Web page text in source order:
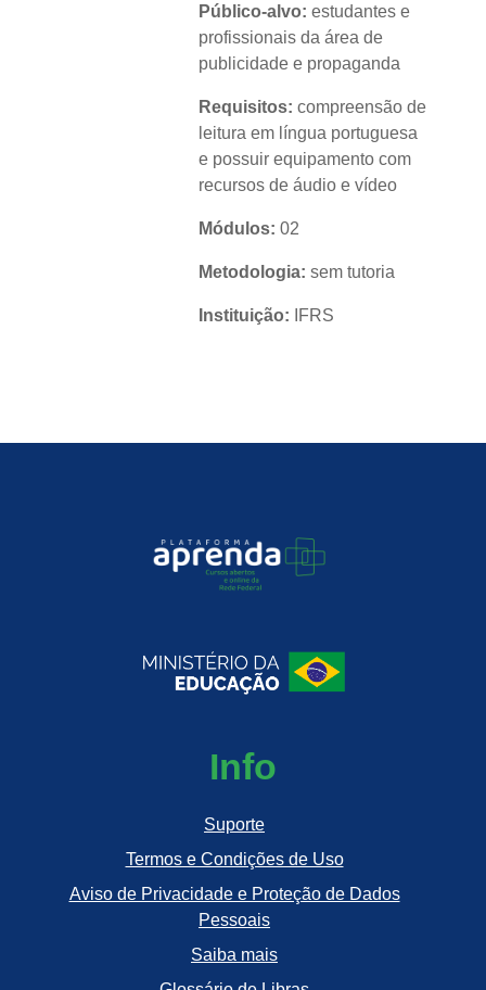
Público-alvo: estudantes e
profissionais da área de
publicidade e propaganda
Requisitos:compreensão de
leitura em língua portuguesa
e possuir equipamento com
recursos de áudio e vídeo
Módulos: 02
Metodologia: sem tutoria
Instituição: IFRS
Info
Suporte
Termos e Condições de Uso
Aviso de Privacidade e Proteção de Dados
Pessoais
Saiba mais